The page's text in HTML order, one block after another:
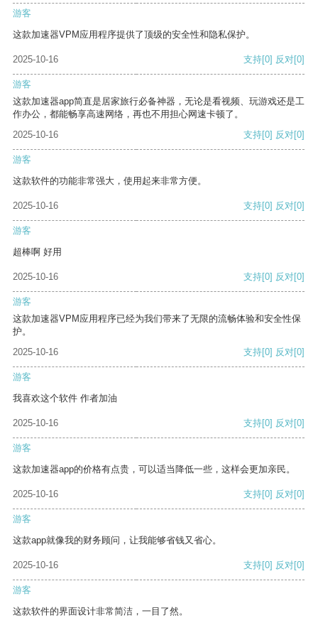
游客
这款加速器VPM应用程序提供了顶级的安全性和隐私保护。
2025-10-16 支持[0] 反对[0]
游客
这款加速器app简直是居家旅行必备神器，无论是看视频、玩游戏还是工
作办公，都能畅享高速网络，再也不用担心网速卡顿了。
2025-10-16
支持[0] 反对[0]
游客
这款软件的功能非常强大，使用起来非常方便。
2025-10-16 支持[0] 反对[0]
游客
超棒啊 好用
2025-10-16 支持[0] 反对[0]
游客
这款加速器VPM应用程序已经为我们带来了无限的流畅体验和安全性保
护。
2025-10-16
支持[0] 反对[0]
游客
我喜欢这个软件 作者加油
2025-10-16 支持[0] 反对[0]
游客
这款加速器app的价格有点贵，可以适当降低一些，这样会更加亲民。
2025-10-16 支持[0] 反对[0]
游客
这款app就像我的财务顾问，让我能够省钱又省心。
2025-10-16 支持[0] 反对[0]
游客
这款软件的界面设计非常简洁，一目了然。